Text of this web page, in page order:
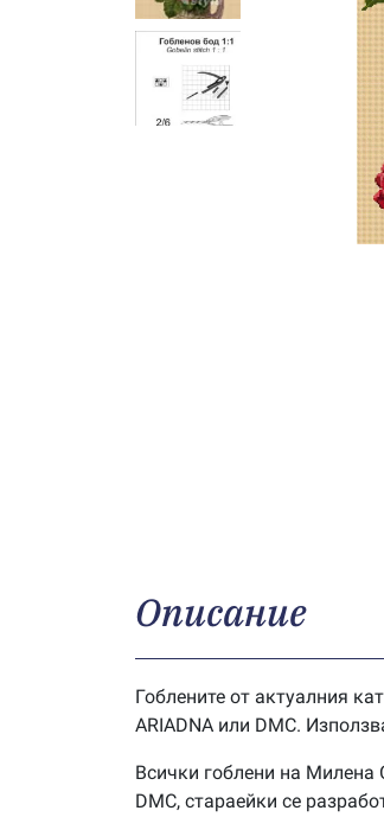
Описание
Гоблените от актуалния
ARIADNA или DMC.
Всички гоблени на Милена
DMC, стараейки се